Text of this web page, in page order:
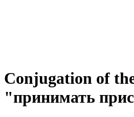
Conjugation of
"принимать